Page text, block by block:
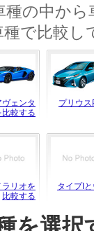
種の中か
種で比較し
ェンタ
比較する
プリウ
リオを
比較する
タイプI